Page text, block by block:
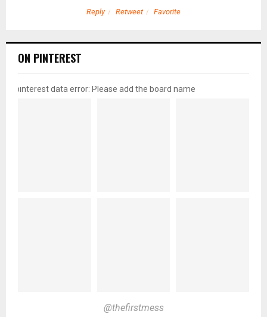
Reply Retweet Favorite
ON PINTEREST
pinterest data error: Please add the board name
@thefirstmess